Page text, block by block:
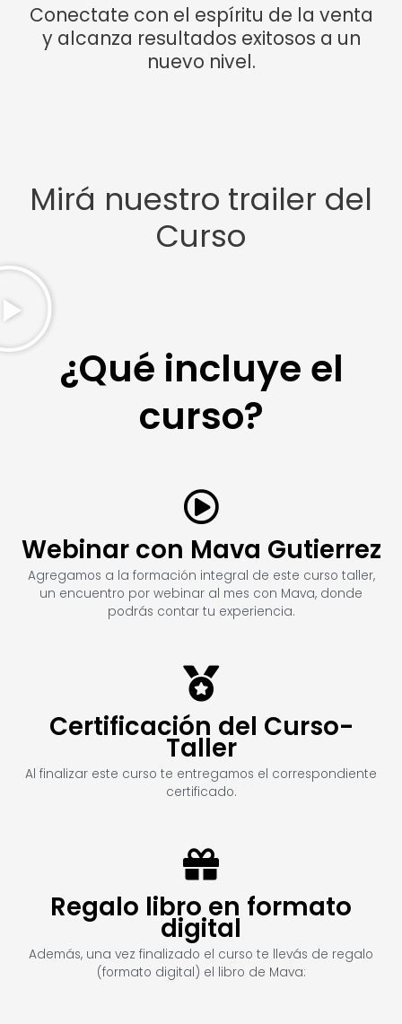
Conectate con el espíritu de la venta
y alcanza resultados exitosos a un
nuevo nivel.
Mirá nuestro trailer del
Curso
¿Qué incluye el
curso?
Webinar con Mava Gutierrez
Agregamos a la formación integral de este curso taller,
un encuentro por webinar al mes con Mava, donde
podrás contar tu experiencia.
Certificación del Curso-
Taller
Al finalizar este curso te entregamos el correspondiente
certificado.
Regalo libro en formato
digital
Además, una vez finalizado el curso te llevás de regalo
(formato digital) el libro de Mava: